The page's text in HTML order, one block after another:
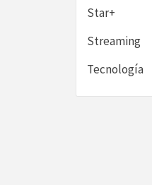
Star+
Streaming
Tecnología